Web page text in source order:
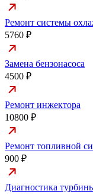
Ремонт системы
5760 ₽
Замена бензонасоса
4500 ₽
Ремонт инжектора
10800 ₽
Ремонт топливной
900 ₽
Диагностика